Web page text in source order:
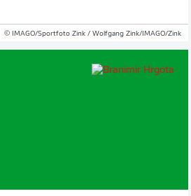
© IMAGO/Sportfoto Zink / Wolfgang Zink/IMAGO/Zink